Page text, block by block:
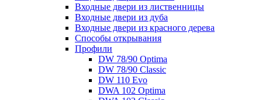
Входные двери из лиственницы
Входные двери из дуба
Входные двери из красного дерева
Способы открывания
Профили
DW 78/90 Optima
DW 78/90 Classic
DW 110 Evo
DWA 102 Optima